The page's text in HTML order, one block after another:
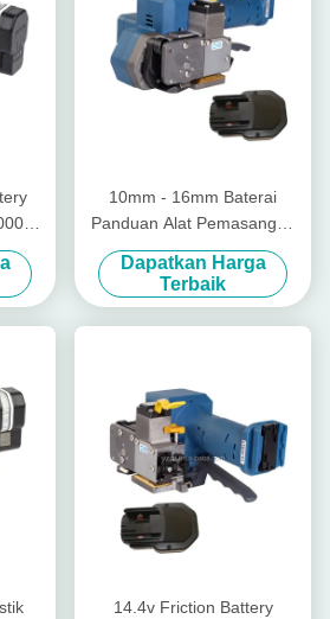
10mm - 16mm Baterai
Panduan Alat Pemasangan
Plastik Tanpa Seal Wireless
Manual Pallet Strapper
Dapatkan Harga
Terbaik
14.4v Friction Battery